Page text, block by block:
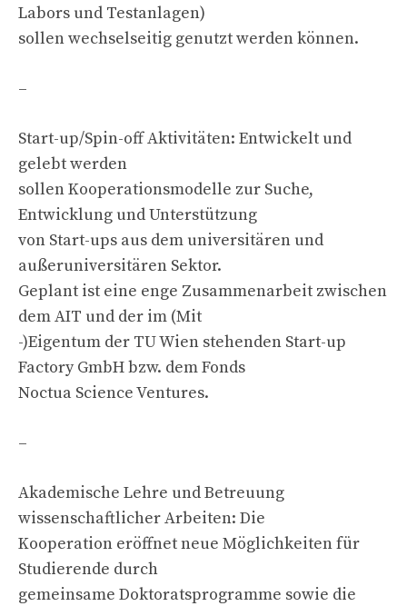
Labors und Testanlagen)
sollen wechselseitig genutzt werden können.
–
Start-up/Spin-off Aktivitäten: Entwickelt und
gelebt werden
sollen Kooperationsmodelle zur Suche,
Entwicklung und Unterstützung
von Start-ups aus dem universitären und
außeruniversitären Sektor.
Geplant ist eine enge Zusammenarbeit zwischen
dem AIT und der im (Mit
-)Eigentum der TU Wien stehenden Start-up
Factory GmbH bzw. dem Fonds
Noctua Science Ventures.
–
Akademische Lehre und Betreuung
wissenschaftlicher Arbeiten: Die
Kooperation eröffnet neue Möglichkeiten für
Studierende durch
gemeinsame Doktoratsprogramme sowie die